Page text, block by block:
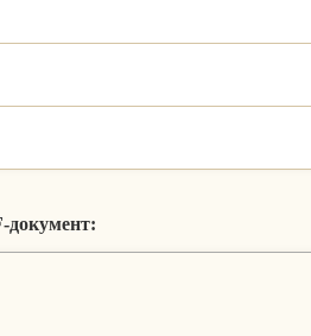
документ: